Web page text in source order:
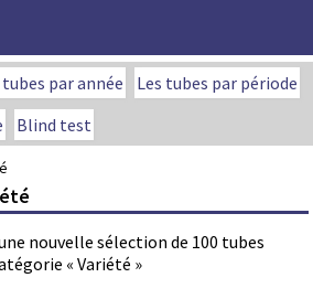
tubes par année
Les tubes par période
Blind test
nouvelle sélection de 100 tubes
« Variété »